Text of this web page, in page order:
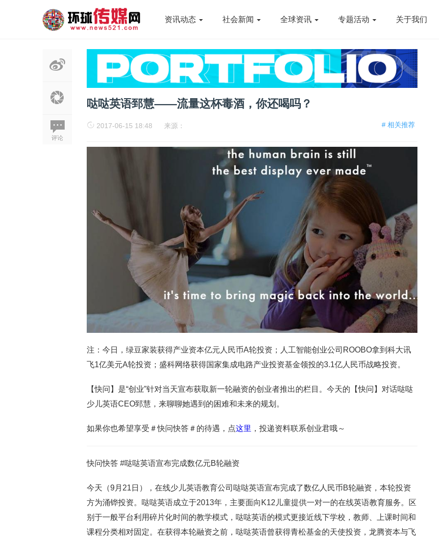
资讯动态 社会新闻 全球资讯 专题活动 关于我们
评论
哒哒英语郅慧——流量这杯毒酒，你还喝吗？
# 相关推荐
2017-06-15 18:48 来源：
注：今日，绿豆家装获得产业资本亿元人民币A轮投资；人工智能创业公司ROOBO拿到科大讯
飞1亿美元A轮投资；盛科网络获得国家集成电路产业投资基金领投的3.1亿人民币战略投资。
【快问】是“创业”针对当天宣布获取新一轮融资的创业者推出的栏目。今天的【快问】对话哒哒
少儿英语CEO郅慧，来聊聊她遇到的困难和未来的规划。
如果你也希望享受＃快问快答＃的待遇，点这里 ，投递资料联系创业君哦～
快问快答 #哒哒英语宣布完成数亿元B轮融资
今天（9月21日），在线少儿英语教育公司哒哒英语宣布完成了数亿人民币B轮融资，本轮投资
方为涌铧投资。哒哒英语成立于2013年，主要面向K12儿童提供一对一的在线英语教育服务。区
别于一般平台利用碎片化时间的教学模式，哒哒英语的模式更接近线下学校，教师、上课时间和
课程分类相对固定。在获得本轮融资之前，哒哒英语曾获得青松基金的天使投资，龙腾资本与飞